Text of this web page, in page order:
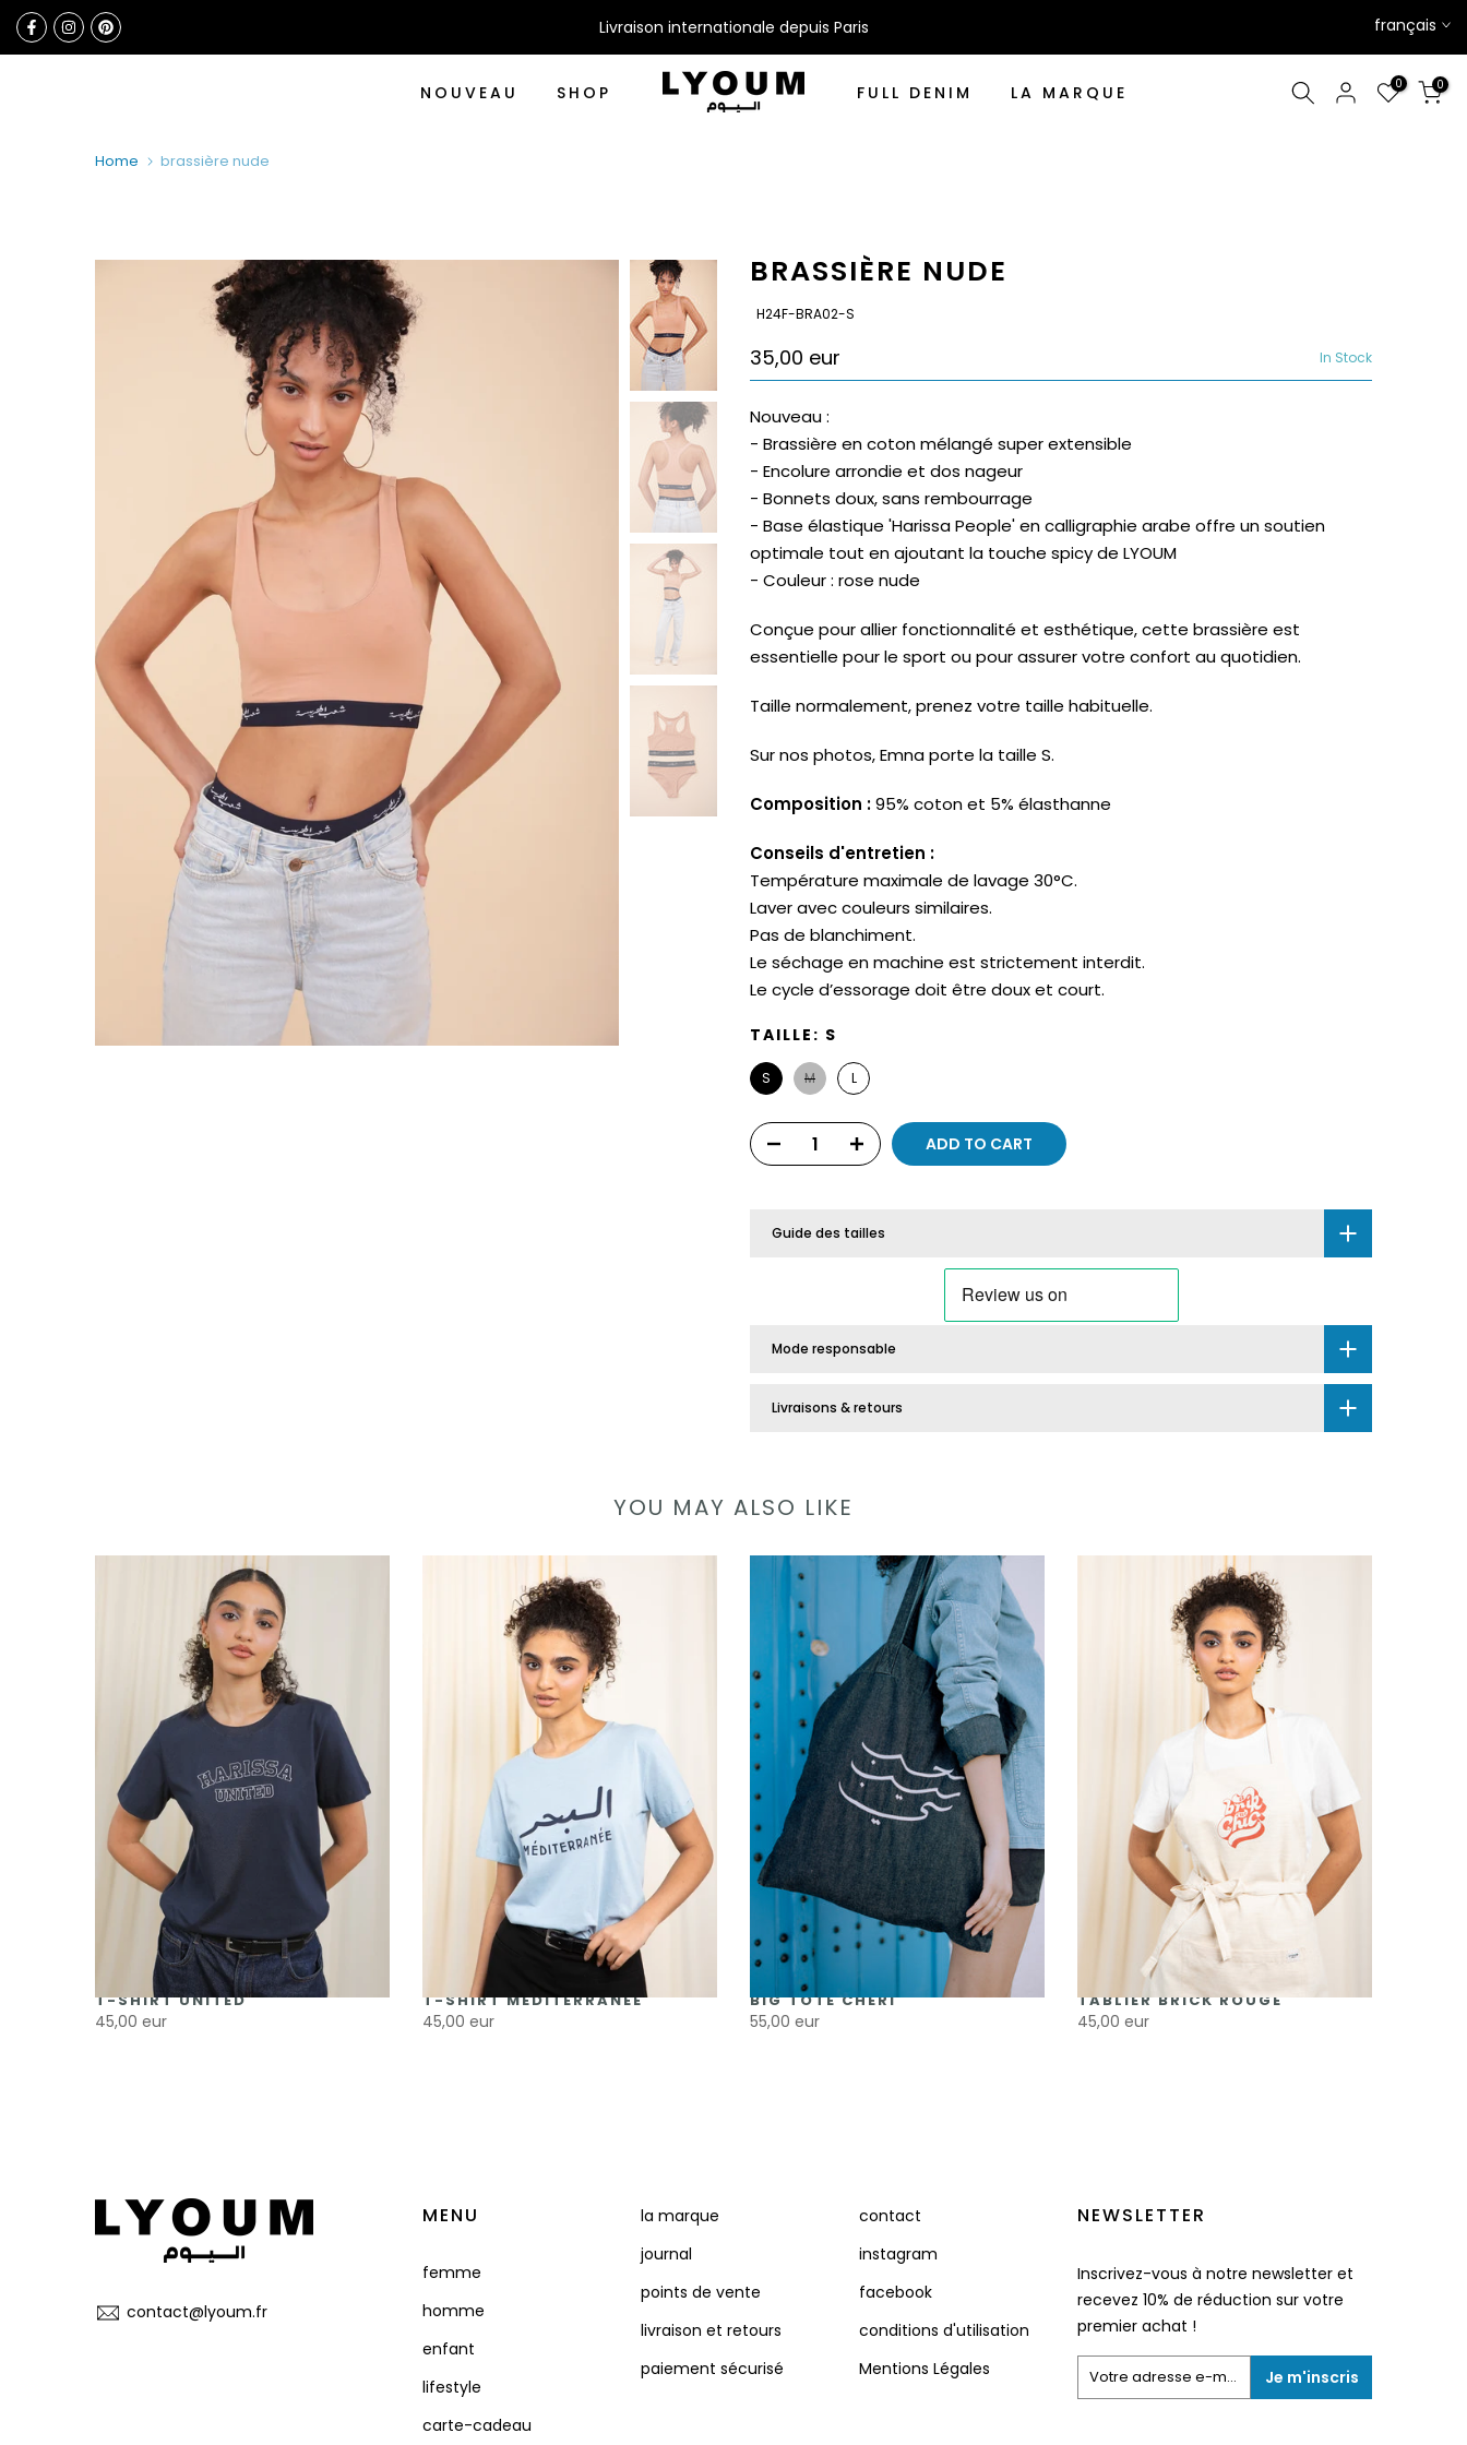
Skip
to
Livraison internationale depuis Paris français
NOUVEAU SHOP FULL DENIM LA MARQUE 0 0
Home brassière nude
BRASSIÈRE NUDE
SKU:
H24F-BRA02-S
35,00 eur In Stock
Nouveau :
- Brassière en coton mélangé super extensible
- Encolure arrondie et dos nageur
- Bonnets doux, sans rembourrage
- Base élastique 'Harissa People' en calligraphie arabe offre un soutien
optimale tout en ajoutant la touche spicy de LYOUM
- Couleur : rose nude
Conçue pour allier fonctionnalité et esthétique, cette brassière est
essentielle pour le sport ou pour assurer votre confort au quotidien.
Taille normalement, prenez votre taille habituelle.
Sur nos photos, Emna porte la taille S.
Composition :95% coton et 5% élasthanne
Conseils d'entretien :
Température maximale de lavage 30°C.
Laver avec couleurs similaires.
Pas de blanchiment.
Le séchage en machine est strictement interdit.
Le cycle d’essorage doit être doux et court.
TAILLE: S
S M L
ADD TO CART
Guide des tailles
Mode responsable
Livraisons & retours
YOU MAY ALSO LIKE
T-SHIRT UNITED
45,00 eur
T-SHIRT MÉDITERRANÉE
45,00 eur
BIG TOTE CHÉRI
55,00 eur
TABLIER BRICK ROUGE
45,00 eur
contact@lyoum.fr
MENU
femme
homme
enfant
lifestyle
carte-cadeau
la marque
journal
points de vente
livraison et retours
paiement sécurisé
contact
instagram
facebook
conditions d'utilisation
Mentions Légales
NEWSLETTER
Inscrivez-vous à notre newsletter et
recevez 10% de réduction sur votre
premier achat !
Je m'inscris